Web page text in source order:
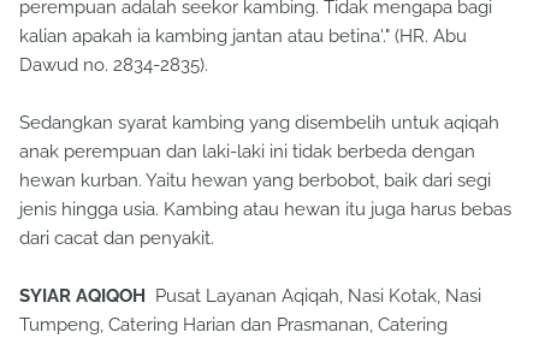
perempuan adalah seekor kambing. Tidak mengapa bagi
kalian apakah ia kambing jantan atau betina'." (HR. Abu
Dawud no. 2834-2835).
Sedangkan syarat kambing yang disembelih untuk aqiqah
anak perempuan dan laki-laki ini tidak berbeda dengan
hewan kurban. Yaitu hewan yang berbobot, baik dari segi
jenis hingga usia. Kambing atau hewan itu juga harus bebas
dari cacat dan penyakit.
SYIAR AQIQOH
Pusat Layanan Aqiqah, Nasi Kotak, Nasi
Tumpeng, Catering Harian dan Prasmanan, Catering